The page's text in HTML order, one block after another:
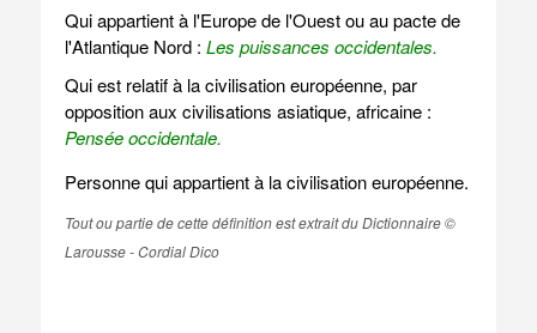
Qui appartient à l'Europe de l'Ouest ou au pacte de
l'Atlantique Nord : Les puissances occidentales.
Qui est relatif à la civilisation européenne, par
opposition aux civilisations asiatique, africaine :
Pensée occidentale.
Personne qui appartient à la civilisation européenne.
Tout ou partie de cette définition est extrait du Dictionnaire ©
Larousse - Cordial Dico